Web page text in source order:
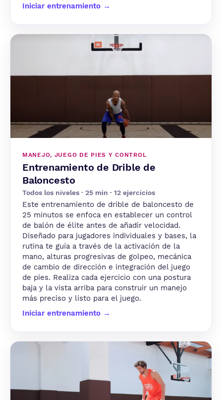
Iniciar entrenamiento →
MANEJO, JUEGO DE PIES Y CONTROL
Entrenamiento de Drible de
Baloncesto
Todos los niveles · 25 min · 12 ejercicios
Este entrenamiento de drible de baloncesto de
25 minutos se enfoca en establecer un control
de balón de élite antes de añadir velocidad.
Diseñado para jugadores individuales y bases, la
rutina te guía a través de la activación de la
mano, alturas progresivas de golpeo, mecánica
de cambio de dirección e integración del juego
de pies. Realiza cada ejercicio con una postura
baja y la vista arriba para construir un manejo
más preciso y listo para el juego.
Iniciar entrenamiento →